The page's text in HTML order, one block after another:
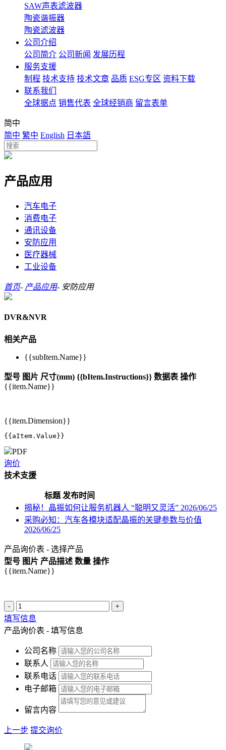
SAW声表滤波器
陶瓷谐振器
陶瓷滤波器
公司介绍
公司简介 公司新闻 发展历程
服务支援
制程 技术支持 技术文章 品质 ESG专区 资料下载
联系我们
全球据点 销售代表 全球经销商 留言表单
简中
简中 繁中 English 日本語
产品应用
汽车电子
消费电子
通讯设备
安防应用
医疗器械
工业设备
首页- 产品应用- 安防应用
DVR&NVR
相关产品
{{subItem.Name}}
型号 图片 尺寸(mm) {{bItem.Instructions}} 数据表 操作
{{item.Name}}
{{item.Dimension}}
{{aItem.Value}}
PDF
询价
技术支援
标题 发布时间
揭秘！晶振如何让服务机器人 “聪明又灵活” 2026/06/25
采购必知：汽车各模块适配晶振的关键参数与价值
2026/06/25
产品询价表 - 选择产品
型号 图片 产品描述 数量 操作
{{item.Name}}
- +
填写信息
产品询价表 - 填写信息
公司名称
联系人
联系电话
电子邮箱
留言内容
上一步 提交询价